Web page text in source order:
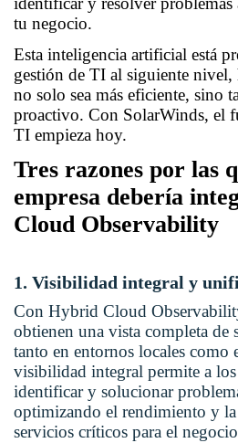
tu negocio.
Esta inteligencia artificial está
gestión de TI al siguiente
no solo sea más eficiente, sino
proactivo. Con SolarWinds, el
TI empieza hoy.
Tres razones por las
empresa debería
Cloud Observability
1. Visibilidad integral y
Con Hybrid Cloud
obtienen una vista completa de
tanto en entornos locales como
visibilidad integral permite a
identificar y solucionar
optimizando el rendimiento y
servicios críticos para el